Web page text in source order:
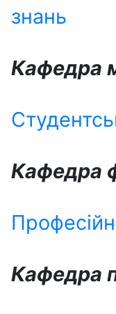
знань
Кафедра
Кафедра
Кафедра